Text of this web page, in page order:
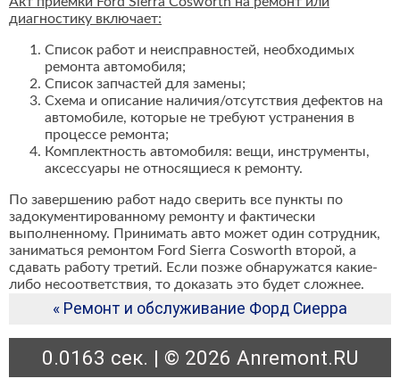
диагностику включает:
Список работ и неисправностей, необходимых
ремонта автомобиля;
Список запчастей для замены;
Схема и описание наличия/отсутствия дефектов на
автомобиле, которые не требуют устранения в
процессе ремонта;
Комплектность автомобиля: вещи, инструменты,
аксессуары не относящиеся к ремонту.
По завершению работ надо сверить все пункты по
задокументированному ремонту и фактически
выполненному. Принимать авто может один сотрудник,
заниматься ремонтом Ford Sierra Cosworth второй, а
сдавать работу третий. Если позже обнаружатся какие-
либо несоответствия, то доказать это будет сложнее.
« Ремонт и обслуживание Форд Сиерра
0.0163 сек. | © 2026 Anremont.RU